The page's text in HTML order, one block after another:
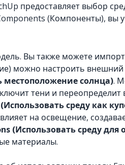
предоставляет выбор
(Компоненты), вы
Вы также можете
можно настроить
местоположение солнца).
тени и переопределит
среду как
на освещение,
(Использовать среду для
материалы.